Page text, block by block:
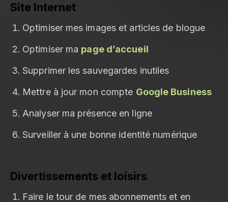
Site Internet
Optimiser mes images et articles de blogue
Optimiser ma page d’accueil
Supprimer les sauvegardes inutiles
Mettre à jour mon compte Google Business
Analyser ma présence en ligne
Surveiller à une bonne identité numérique
Divertissements et loisirs
Faire le tour de mes abonnements et en